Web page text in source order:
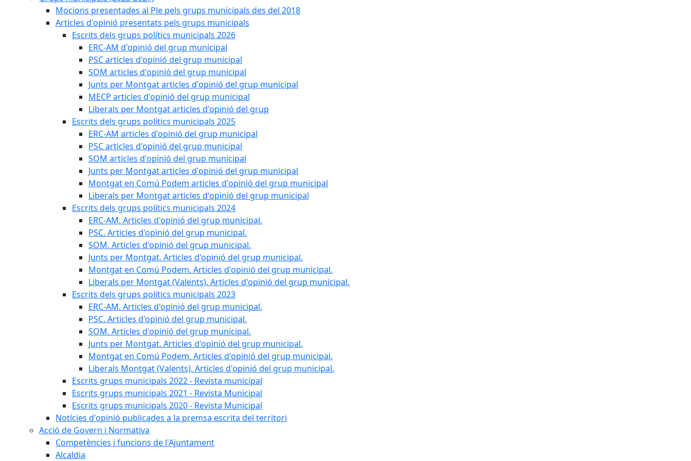
Mocions presentades al Ple pels grups municipals des del 2018
Articles d'opinió presentats pels grups municipals
Escrits dels grups polítics municipals 2026
ERC-AM d'opinió del grup municipal
PSC articles d'opinió del grup municipal
SOM articles d'opinió del grup municipal
Junts per Montgat articles d'opinió del grup municipal
MECP articles d'opinió del grup municipal
Liberals per Montgat articles d'opinió del grup
Escrits dels grups polítics municipals 2025
ERC-AM articles d'opinió del grup municipal
PSC articles d'opinió del grup municipal
SOM articles d'opinió del grup municipal
Junts per Montgat articles d'opinió del grup municipal
Montgat en Comú Podem articles d'opinió del grup municipal
Liberals per Montgat articles d'opinió del grup municipal
Escrits dels grups polítics municipals 2024
ERC-AM. Articles d'opinió del grup municipal.
PSC. Articles d'opinió del grup municipal.
SOM. Articles d'opinió del grup municipal.
Junts per Montgat. Articles d'opinió del grup municipal.
Montgat en Comú Podem. Articles d'opinió del grup municipal.
Liberals per Montgat (Valents). Articles d'opinió del grup municipal.
Escrits dels grups polítics municipals 2023
ERC-AM. Articles d'opinió del grup municipal.
PSC. Articles d'opinió del grup municipal.
SOM. Articles d'opinió del grup municipal.
Junts per Montgat. Articles d'opinió del grup municipal.
Montgat en Comú Podem. Articles d'opinió del grup municipal.
Liberals Montgat (Valents). Articles d'opinió del grup municipal.
Escrits grups municipals 2022 - Revista municipal
Escrits grups municipals 2021 - Revista Municipal
Escrits grups municipals 2020 - Revista Municipal
Notícies d'opinió publicades a la premsa escrita del territori
Acció de Govern i Normativa
Competències i funcions de l'Ajuntament
Alcaldia